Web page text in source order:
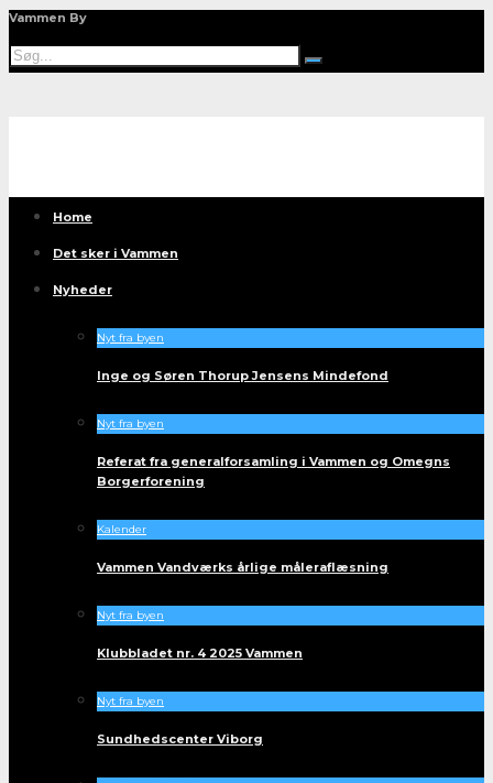
Vammen By
Home
Det sker i Vammen
Nyheder
Nyt fra byen
Inge og Søren Thorup Jensens Mindefond
Nyt fra byen
Referat fra generalforsamling i Vammen og Omegns
Borgerforening
Kalender
Vammen Vandværks årlige måleraflæsning
Nyt fra byen
Klubbladet nr. 4 2025 Vammen
Nyt fra byen
Sundhedscenter Viborg